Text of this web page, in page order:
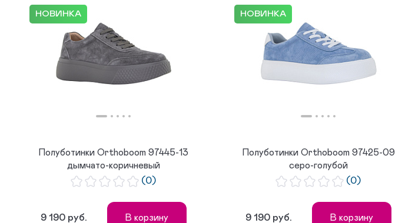
НОВИНКА
Полуботинки Orthoboom 97445-13
дымчато-коричневый
(0)
9 190 руб. В корзину
НОВИНКА
Полуботинки Orthoboom 97425-09
серо-голубой
(0)
9 190 руб. В корзину